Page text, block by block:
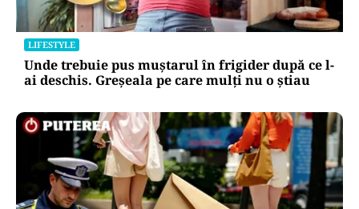
LIFESTYLE
Unde trebuie pus muștarul în frigider după ce l-
ai deschis. Greșeala pe care mulți nu o știau